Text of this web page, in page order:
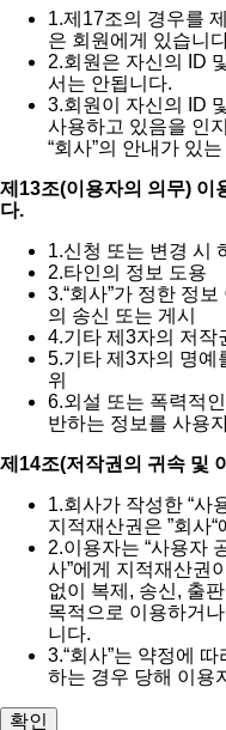
1.제17조의 경우를
은 회원에게 있습니
2.회원은 자신의 ID
서는 안됩니다.
3.회원이 자신의 ID
사용하고 있음을 인
“회사”의 안내가 있
제13조(이용자의 의무) 이
다.
1.신청 또는 변경 시
2.타인의 정보 도용
3.“회사”가 정한 정
의 송신 또는 게시
4.기타 제3자의 저작
5.기타 제3자의 명예
위
6.외설 또는 폭력적
반하는 정보를 사용
제14조(저작권의 귀속 및
1.회사가 작성한 “사
지적재산권은 ”회사
2.이용자는 “사용자
사”에게 지적재산권
없이 복제, 송신, 출
목적으로 이용하거
니다.
3.“회사”는 약정에
하는 경우 당해 이용
확인